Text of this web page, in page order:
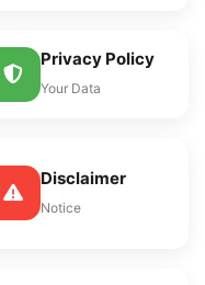
Privacy Policy
Your Data
Disclaimer
Notice